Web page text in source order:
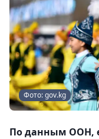
Фото: gov.kg
По данным ООН,